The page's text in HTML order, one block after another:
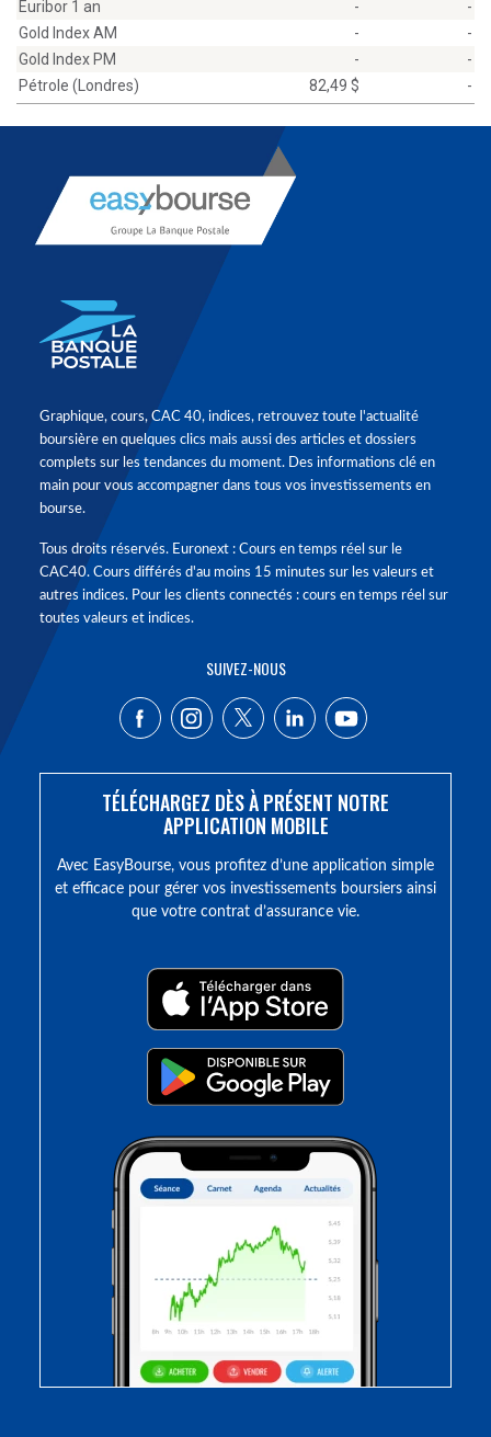
Euribor 1 an -
-
Gold Index AM
-
-
Gold Index PM
-
-
Pétrole (Londres)
82,49 $ -
Graphique, cours, CAC 40, indices, retrouvez toute l'actualité
boursière en quelques clics mais aussi des articles et dossiers
complets sur les tendances du moment. Des informations clé en
main pour vous accompagner dans tous vos investissements en
bourse.
Tous droits réservés. Euronext : Cours en temps réel sur le
CAC40. Cours différés d'au moins 15 minutes sur les valeurs et
autres indices. Pour les clients connectés : cours en temps réel sur
toutes valeurs et indices.
SUIVEZ-NOUS
TÉLÉCHARGEZ DÈS À PRÉSENT NOTRE
APPLICATION MOBILE
Avec EasyBourse, vous profitez d’une application simple
et efficace pour gérer vos investissements boursiers ainsi
que votre contrat d’assurance vie.